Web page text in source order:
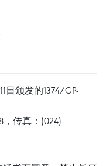
日颁发的1374/GP-
，传真：(024)